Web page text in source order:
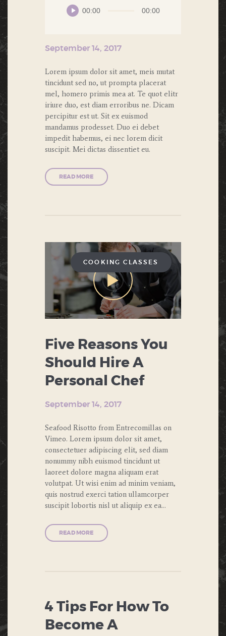
Audio
Player
00:00 00:00
September 14, 2017
Lorem ipsum dolor sit amet, meis mutat
tincidunt sed no, ut prompta placerat
mel, homero primis mea at. Te quot elitr
iriure duo, est diam erroribus ne. Dicam
percipitur est ut. Sit ex euismod
mandamus prodesset. Duo ei debet
impedit habemus, ei nec lorem dicit
suscipit. Mei dictas dissentiet eu.
READ MORE
COOKING CLASSES
Five Reasons You
Should Hire A
Personal Chef
September 14, 2017
Seafood Risotto from Entrecomillas on
Vimeo. Lorem ipsum dolor sit amet,
consectetuer adipiscing elit, sed diam
nonummy nibh euismod tincidunt ut
laoreet dolore magna aliquam erat
volutpat. Ut wisi enim ad minim veniam,
quis nostrud exerci tation ullamcorper
suscipit lobortis nisl ut aliquip ex ea…
READ MORE
4 Tips For How To
Become A